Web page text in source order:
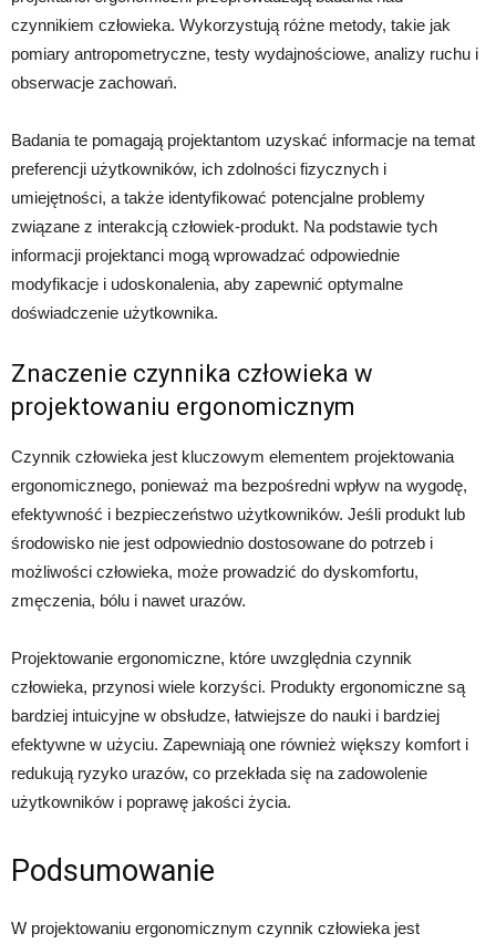
czynnikiem człowieka. Wykorzystują różne metody, takie jak
pomiary antropometryczne, testy wydajnościowe, analizy ruchu i
obserwacje zachowań.
Badania te pomagają projektantom uzyskać informacje na temat
preferencji użytkowników, ich zdolności fizycznych i
umiejętności, a także identyfikować potencjalne problemy
związane z interakcją człowiek-produkt. Na podstawie tych
informacji projektanci mogą wprowadzać odpowiednie
modyfikacje i udoskonalenia, aby zapewnić optymalne
doświadczenie użytkownika.
Znaczenie czynnika człowieka w
projektowaniu ergonomicznym
Czynnik człowieka jest kluczowym elementem projektowania
ergonomicznego, ponieważ ma bezpośredni wpływ na wygodę,
efektywność i bezpieczeństwo użytkowników. Jeśli produkt lub
środowisko nie jest odpowiednio dostosowane do potrzeb i
możliwości człowieka, może prowadzić do dyskomfortu,
zmęczenia, bólu i nawet urazów.
Projektowanie ergonomiczne, które uwzględnia czynnik
człowieka, przynosi wiele korzyści. Produkty ergonomiczne są
bardziej intuicyjne w obsłudze, łatwiejsze do nauki i bardziej
efektywne w użyciu. Zapewniają one również większy komfort i
redukują ryzyko urazów, co przekłada się na zadowolenie
użytkowników i poprawę jakości życia.
Podsumowanie
W projektowaniu ergonomicznym czynnik człowieka jest